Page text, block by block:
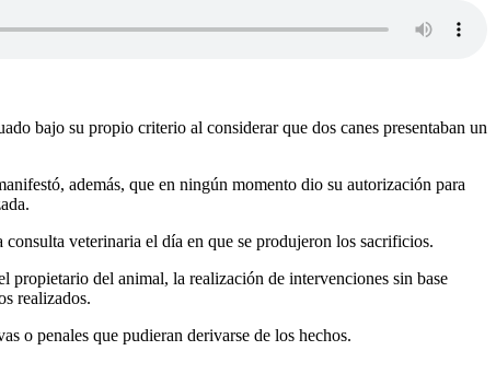
bajo su propio criterio al considerar que dos canes presentaban un
además, que en ningún momento dio su autorización para
veterinaria el día en que se produjeron los sacrificios.
propietario del animal, la realización de intervenciones sin base
realizados.
o penales que pudieran derivarse de los hechos.